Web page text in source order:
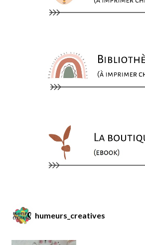
humeurs_creatives